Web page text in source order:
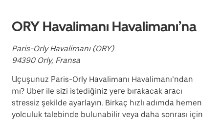
ORY Havalimanı Havalimanı’na
Paris-Orly Havalimanı (ORY)
94390 Orly, Fransa
Uçuşunuz Paris-Orly Havalimanı Havalimanı’ndan
mı? Uber ile sizi istediğiniz yere bırakacak aracı
stressiz şekilde ayarlayın. Birkaç hızlı adımda hemen
yolculuk talebinde bulunabilir veya daha sonrası için